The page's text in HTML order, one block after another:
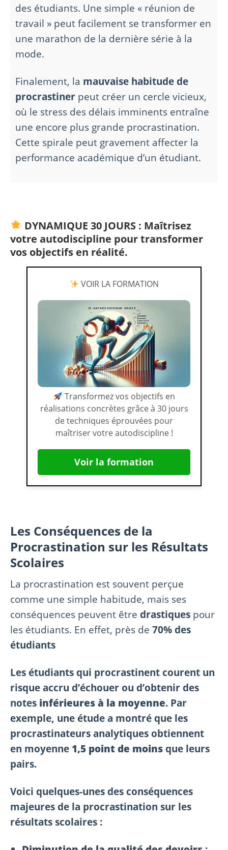
des étudiants. Une simple « réunion de
travail » peut facilement se transformer en
une marathon de la dernière série à la
mode.
Finalement, la mauvaise habitude de
procrastiner peut créer un cercle vicieux,
où le stress des délais imminents entraîne
une encore plus grande procrastination.
Cette spirale peut gravement affecter la
performance académique d’un étudiant.
DYNAMIQUE 30 JOURS : Maîtrisez
votre autodiscipline pour transformer
vos objectifs en réalité.
VOIR LA FORMATION
Transformez vos objectifs en
réalisations concrètes grâce à 30 jours
de techniques éprouvées pour
maîtriser votre autodiscipline !
Voir la formation
Les Conséquences de la
Procrastination sur les Résultats
Scolaires
La procrastination est souvent perçue
comme une simple habitude, mais ses
conséquences peuvent être drastiques pour
les étudiants. En effet, près de 70% des
étudiants
Les étudiants qui procrastinent courent un
risque accru d’échouer ou d’obtenir des
notes inférieures à la moyenne. Par
exemple, une étude a montré que les
procrastinateurs analytiques obtiennent
en moyenne 1,5 point de moinsque leurs
pairs.
Voici quelques-unes des conséquences
majeures de la procrastination sur les
résultats scolaires :